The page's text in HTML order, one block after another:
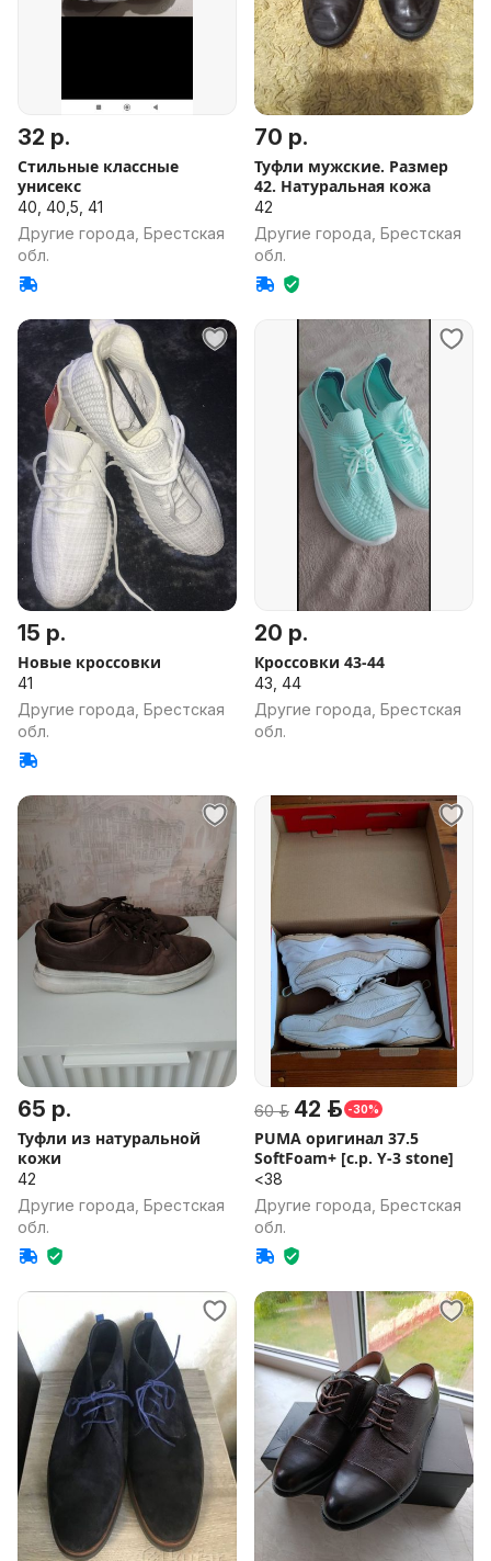
32 р.
Стильные классные
унисекс
40, 40,5, 41
Другие города, Брестская
обл.
70 р.
Туфли мужские. Размер
42. Натуральная кожа
42
Другие города, Брестская
обл.
15 р.
Новые кроссовки
41
Другие города, Брестская
обл.
20 р.
Кроссовки 43-44
43, 44
Другие города, Брестская
обл.
65 р.
Туфли из натуральной
кожи
42
Другие города, Брестская
обл.
60 р. 42 р. -30%
PUMA оригинал 37.5
SoftFoam+ [c.p. Y-3 stone]
<38
Другие города, Брестская
обл.